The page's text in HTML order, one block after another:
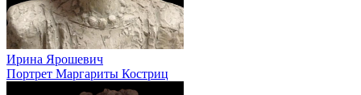
Ирина Ярошевич
Портрет Маргариты Костриц